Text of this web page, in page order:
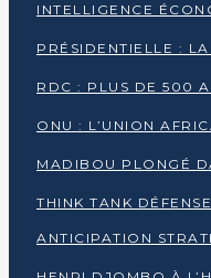
THINK TANK
ANTICIPATION STRATÉGIQUE ET